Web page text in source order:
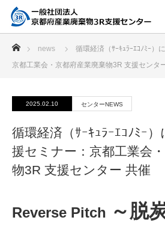
news
循環経済（ｻｰｷｭﾗｰｴｺﾉﾐｰ）
京都工業会・京都府産業廃棄物3R 支援センタ
2025.02.10 センターNEWS
循環経済（ｻｰｷｭﾗｰｴｺﾉﾐｰ
援セミナー：京都工業会
物3R 支援センター 共催
Reverse Pitch ～脱